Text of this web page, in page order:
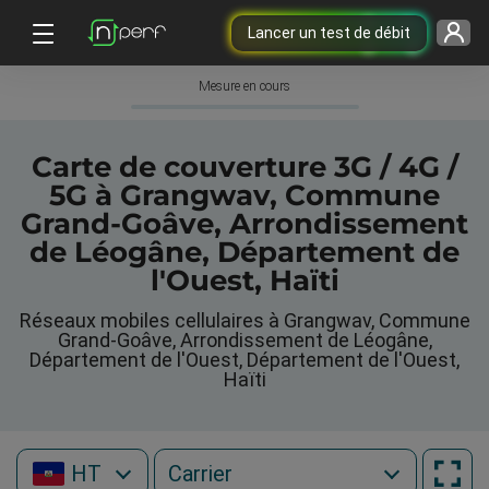
Lancer un test de débit
Mesure en cours
Carte de couverture 3G / 4G /
5G à Grangwav, Commune
Grand-Goâve, Arrondissement
de Léogâne, Département de
l'Ouest, Haïti
Réseaux mobiles cellulaires à Grangwav, Commune
Grand-Goâve, Arrondissement de Léogâne,
Département de l'Ouest, Département de l'Ouest,
Haïti
HT